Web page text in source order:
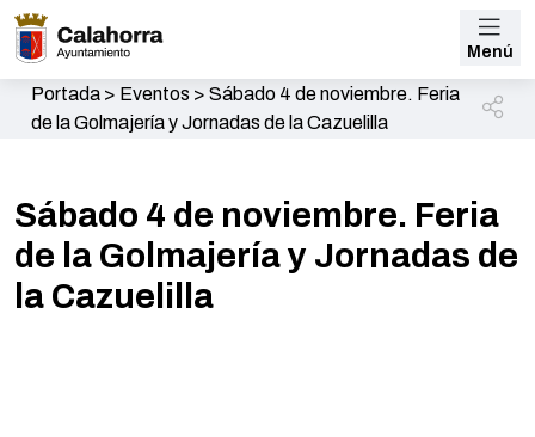
Menú
Portada> Eventos > Sábado 4 de noviembre. Feria
de la Golmajería y Jornadas de la Cazuelilla
Sábado 4 de noviembre. Feria
de la Golmajería y Jornadas de
la Cazuelilla